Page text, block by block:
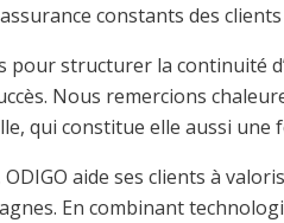
constants des clients
pour structurer la continuité
Nous remercions
qui constitue elle aussi une
aide ses clients à
En combinant